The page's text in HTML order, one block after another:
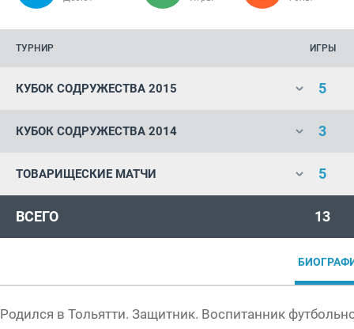
ТУРНИР ИГРЫ
КУБОК СОДРУЖЕСТВА 2015 5
КУБОК СОДРУЖЕСТВА 2014 3
ТОВАРИЩЕСКИЕ МАТЧИ 5
ВСЕГО 13
Родился в Тольятти. Защитник. Воспитанник